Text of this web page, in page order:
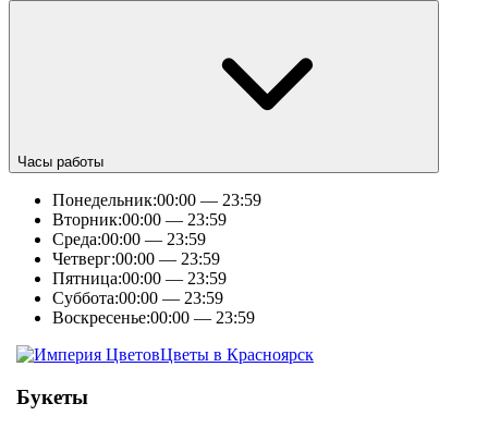
Часы работы
Понедельник:00:00 — 23:59
Вторник:00:00 — 23:59
Среда:00:00 — 23:59
Четверг:00:00 — 23:59
Пятница:00:00 — 23:59
Суббота:00:00 — 23:59
Воскресенье:00:00 — 23:59
Цветы в Красноярск
Букеты